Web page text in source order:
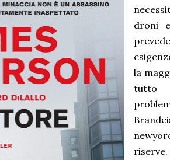
droni
la
tutto